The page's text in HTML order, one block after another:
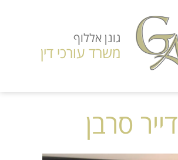
גונן אללוף
משרד עורכי דין
דייר סרבן